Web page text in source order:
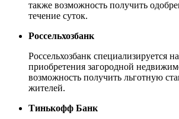
также возможность получить
течение суток.
Россельхозбанк
Россельхозбанк специализируется
приобретения загородной
возможность получить льготную
жителей.
Тинькофф Банк